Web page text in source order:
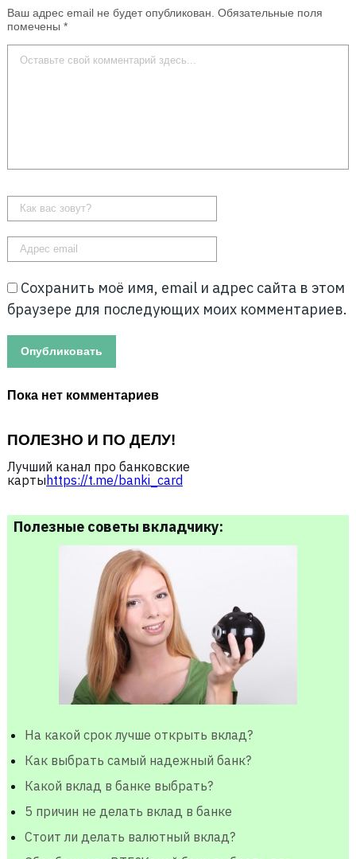
Ваш адрес email не будет опубликован. Обязательные поля
помечены *
Сохранить моё имя, email и адрес сайта в этом
браузере для последующих моих комментариев.
Пока нет комментариев
ПОЛЕЗНО И ПО ДЕЛУ!
Лучший канал про банковские
картыhttps://t.me/banki_card
Полезные советы вкладчику:
На какой срок лучше открыть вклад?
Как выбрать самый надежный банк?
Какой вклад в банке выбрать?
5 причин не делать вклад в банке
Стоит ли делать валютный вклад?